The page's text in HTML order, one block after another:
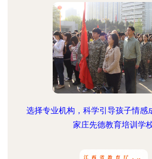
选择专业机构，科学引导孩子情
家庄先德教育培训学